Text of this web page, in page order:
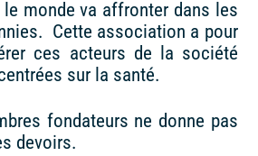
monde va affronter dans les
Cette association a pour
ces acteurs de la société
sur la santé.
fondateurs ne donne pas
devoirs.